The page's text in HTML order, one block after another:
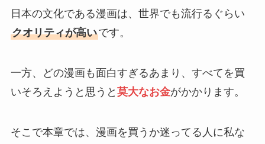
日本の文化である漫画は、世界でも流行るぐらい
クオリティが高いです。
一方、どの漫画も面白すぎるあまり、すべてを買
いそろえようと思うと 莫大なお金がかかります。
そこで本章では、漫画を買うか迷ってる人に私な